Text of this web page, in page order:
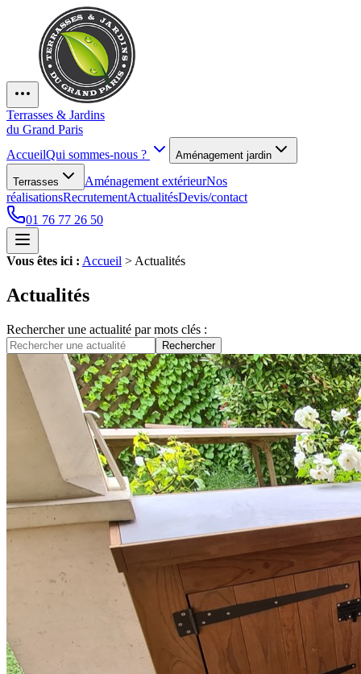
Terrasses & Jardins
du Grand Paris
AccueilQui sommes-nous ? Aménagement jardin
Terrasses Aménagement extérieurNos
réalisationsRecrutementActualitésDevis/contact
01 76 77 26 50
Vous êtes ici : Accueil > Actualités
Actualités
Rechercher une actualité par mots clés :
Rechercher